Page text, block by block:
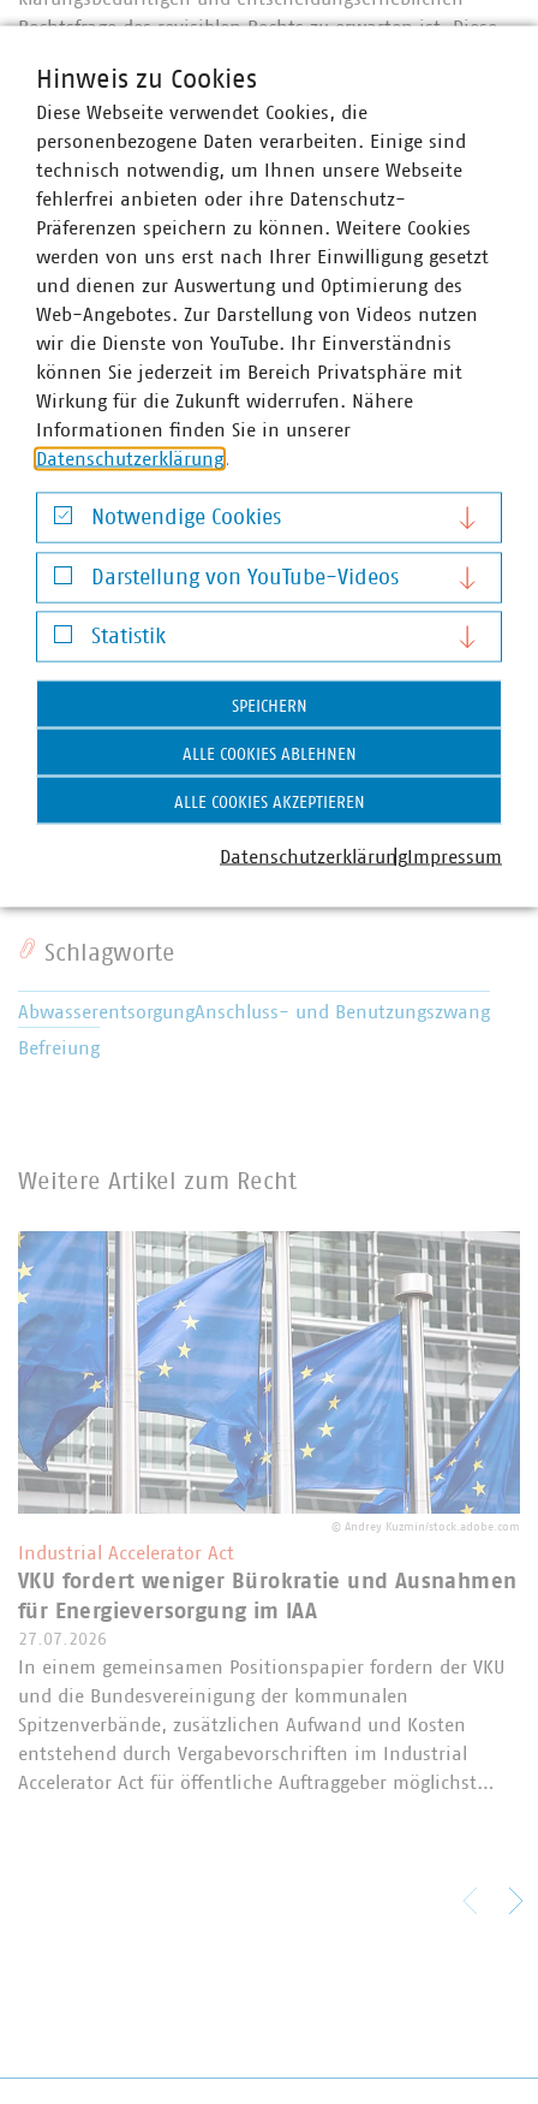
Rechtsfrage des revisiblen Rechts zu erwarten ist. Diese
Ansprechpartner
Andreas Seifert
Stellv. Abteilungsleiter Recht, Finanzen und Steuern
und Bereichsleiter Recht
Schlagworte
AbwasserentsorgungAnschluss- und Benutzungszwang
Befreiung
Weitere Artikel zum Recht
© Andrey Kuzmin/stock.adobe.com
Industrial Accelerator Act
VKU fordert weniger Bürokratie und Ausnahmen
für Energieversorgung im IAA
27.07.2026
In einem gemeinsamen Positionspapier fordern der VKU
und die Bundesvereinigung der kommunalen
Spitzenverbände, zusätzlichen Aufwand und Kosten
entstehend durch Vergabevorschriften im Industrial
Accelerator Act für öffentliche Auftraggeber möglichst…
Hinweis zu Cookies
Diese Webseite verwendet Cookies, die
personenbezogene Daten verarbeiten. Einige sind
technisch notwendig, um Ihnen unsere Webseite
fehlerfrei anbieten oder ihre Datenschutz-
Präferenzen speichern zu können. Weitere Cookies
werden von uns erst nach Ihrer Einwilligung gesetzt
und dienen zur Auswertung und Optimierung des
Web-Angebotes. Zur Darstellung von Videos nutzen
wir die Dienste von YouTube. Ihr Einverständnis
können Sie jederzeit im Bereich Privatsphäre mit
Wirkung für die Zukunft widerrufen. Nähere
Informationen finden Sie in unserer
Datenschutzerklärung.
Notwendige Cookies
Notwendige Cookies
Darstellung von YouTube-Videos
Darstellung von YouTube-Videos
Statistik
Statistik
SPEICHERN
ALLE COOKIES ABLEHNEN
ALLE COOKIES AKZEPTIEREN
DatenschutzerklärungImpressum